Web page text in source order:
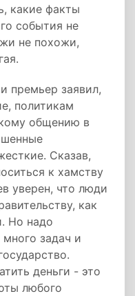
какие факты
события не
не похожи,
премьер заявил,
политикам
общению в
Сказав,
к хамству
уверен, что люди
как
Но надо
много задач и
деньги - это
любого